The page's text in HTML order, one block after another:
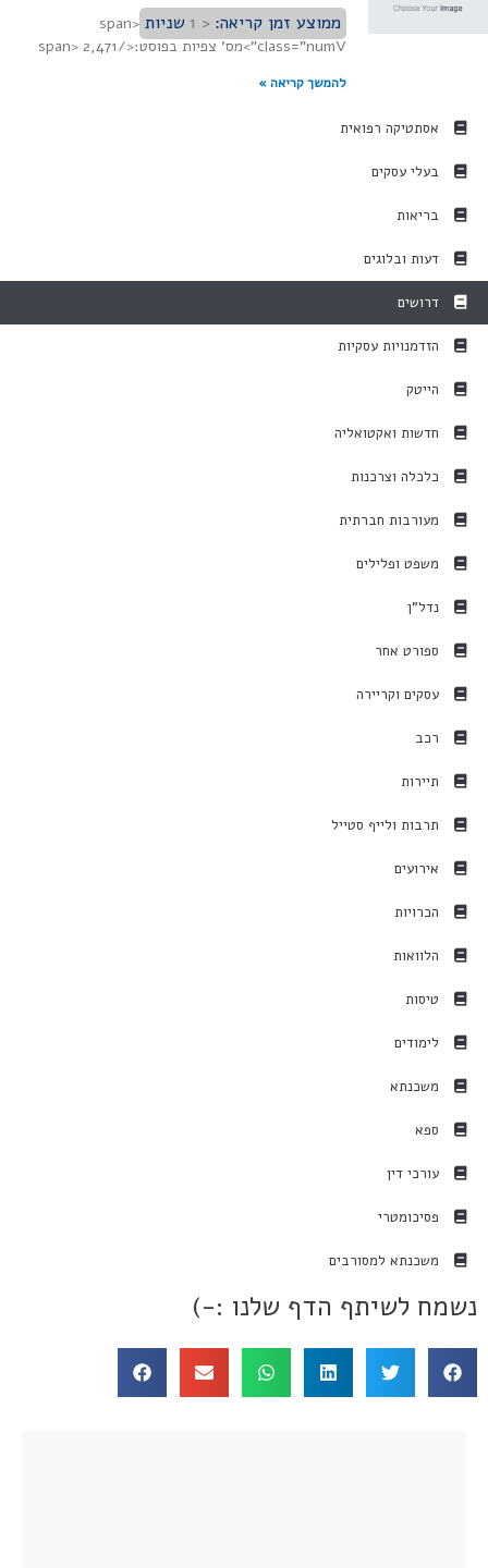
אסתטיקה רפואית
בעלי עסקים
בריאות
דעות ובלוגים
דרושים
הזדמנויות עסקיות
הייטק
חדשות ואקטואליה
כלכלה וצרכנות
מעורבות חברתית
משפט ופלילים
נדל"ן
ספורט אחר
עסקים וקריירה
רכב
תיירות
תרבות ולייף סטייל
אירועים
הכרויות
הלוואות
טיסות
לימודים
משכנתא
ספא
עורכי דין
פסיכומטרי
משכנתא למסורבים
ממוצע זמן קריאה:< 1 שניות
<span
class="numV">מס' צפיות בפוסט:</span> 2,471
להמשך קריאה »
נשמח לשיתף הדף שלנו :-)